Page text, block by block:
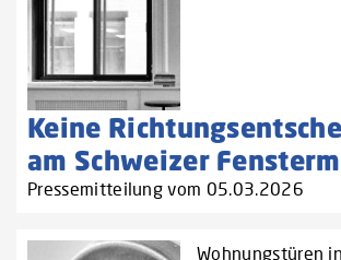
Keine
am Schweizer
Pressemitteilung vom 05.03.2026
Wohnungstüren